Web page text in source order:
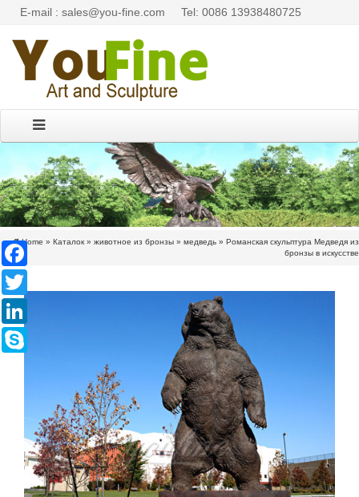
E-mail : sales@you-fine.com Tel: 0086 13938480725
Home » Каталок » животное из бронзы » медведь » Романская скульптура Медведя из
бронзы в искусстве
Facebook